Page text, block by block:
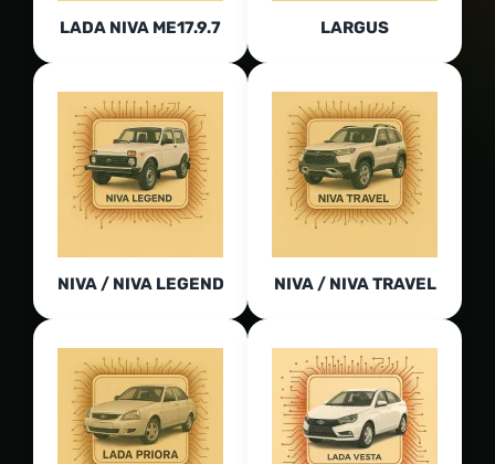
LADA NIVA ME17.9.7 LARGUS
NIVA / NIVA LEGEND NIVA / NIVA TRAVEL